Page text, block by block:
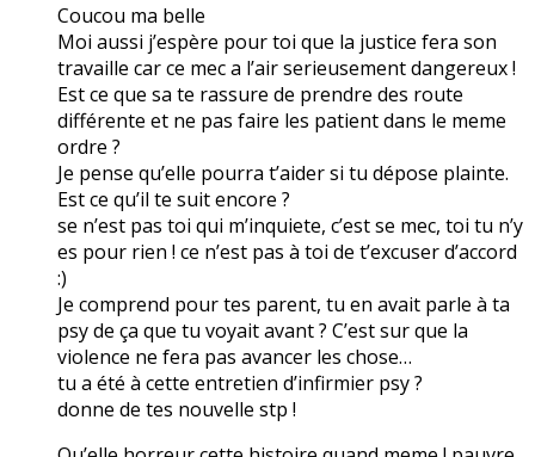
Coucou ma belle
Moi aussi j’espère pour toi que la justice fera son
travaille car ce mec a l’air serieusement dangereux !
Est ce que sa te rassure de prendre des route
différente et ne pas faire les patient dans le meme
ordre ?
Je pense qu’elle pourra t’aider si tu dépose plainte.
Est ce qu’il te suit encore ?
se n’est pas toi qui m’inquiete, c’est se mec, toi tu n’y
es pour rien ! ce n’est pas à toi de t’excuser d’accord
:)
Je comprend pour tes parent, tu en avait parle à ta
psy de ça que tu voyait avant ? C’est sur que la
violence ne fera pas avancer les chose…
tu a été à cette entretien d’infirmier psy ?
donne de tes nouvelle stp !